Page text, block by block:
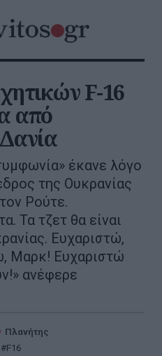
F-16
από
έκανε λόγο
της Ουκρανίας
Ρούτε.
Τα τζετ θα είναι
Ευχαριστώ,
Μαρκ! Ευχαριστώ
ανέφερε
Πλανήτης
F16